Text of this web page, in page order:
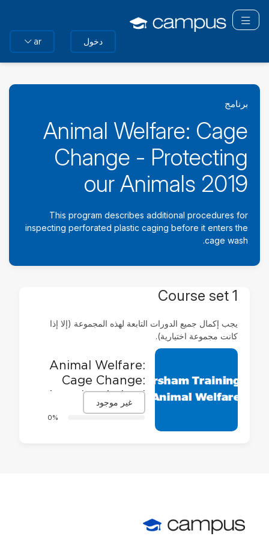
إلى
المحتوى
تبديل التنقل
دخول ar
برنامج
Animal Welfare: Cage
Change - Protecting
our Animals 2019
This program describes additional procedures for
inspecting perforated plastic caging before it enters the
cage wash.
Course set 1
يجب إكمال جميع الدورات التابعة لهذه المجموعة (إلا إذا
كانت مجموعة اختيارية).
Animal Welfare:
Cage Change:
Assuring Animal
Welfare and
0%
غير موجود